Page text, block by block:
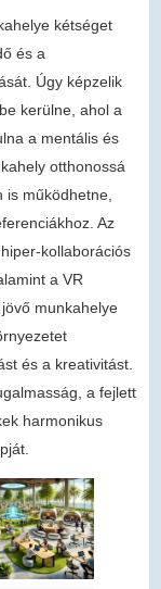
kétséget
és a
Úgy képzelik
kerülne, ahol a
a mentális és
otthonossá
működhetne,
Az
kollaborációs
a VR
munkahelye
és a kreativitást.
a fejlett
harmonikus